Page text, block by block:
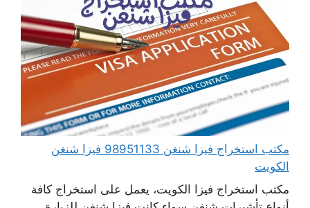
مكتب استخراج فيزا شنغن 98951133 فيزا شنغن
الكويت
مكتب استخراج فيزا الكويت، يعمل على استخراج كافة